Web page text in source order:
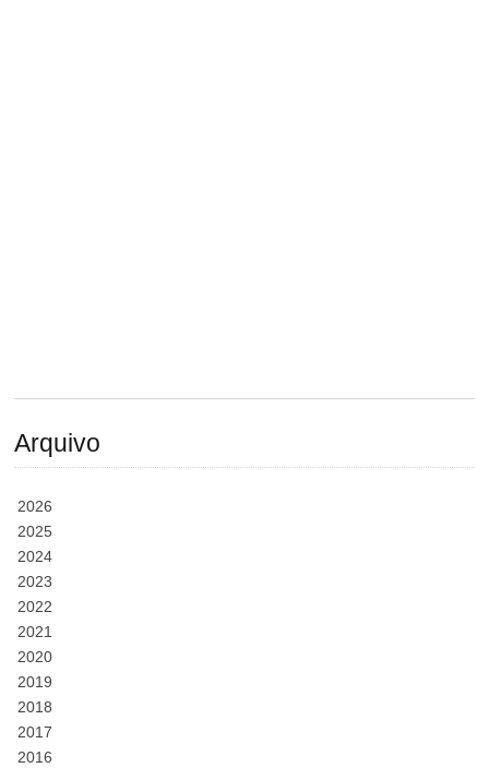
Arquivo
2026
2025
2024
2023
2022
2021
2020
2019
2018
2017
2016